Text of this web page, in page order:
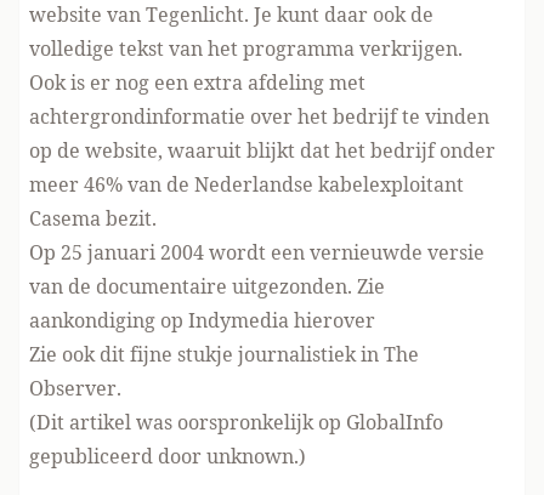
website van Tegenlicht. Je kunt daar ook de
volledige tekst van het programma verkrijgen.
Ook is er nog een extra afdeling met
achtergrondinformatie over het bedrijf te vinden
op de website, waaruit blijkt dat het bedrijf onder
meer 46% van de Nederlandse kabelexploitant
Casema bezit.
Op 25 januari 2004 wordt een vernieuwde versie
van de documentaire uitgezonden. Zie
aankondiging op Indymedia hierover
Zie ookdit fijne stukje journalistiek in The
Observer.
(Dit artikel was oorspronkelijk op GlobalInfo
gepubliceerd door unknown.)